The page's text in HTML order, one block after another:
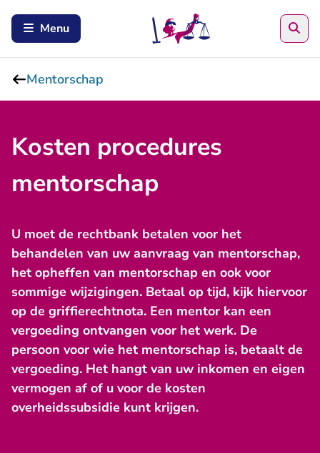
Menu
Mentorschap
Kosten procedures
mentorschap
U moet de rechtbank betalen voor het
behandelen van uw aanvraag van mentorschap,
het opheffen van mentorschap en ook voor
sommige wijzigingen. Betaal op tijd, kijk hiervoor
op de griffierechtnota. Een mentor kan een
vergoeding ontvangen voor het werk. De
persoon voor wie het mentorschap is, betaalt de
vergoeding. Het hangt van uw inkomen en eigen
vermogen af of u voor de kosten
overheidssubsidie kunt krijgen.